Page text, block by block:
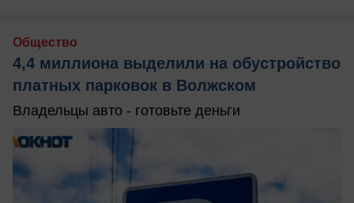
Общество
4,4 миллиона выделили на обустройство
платных парковок в Волжском
Владельцы авто - готовьте деньги